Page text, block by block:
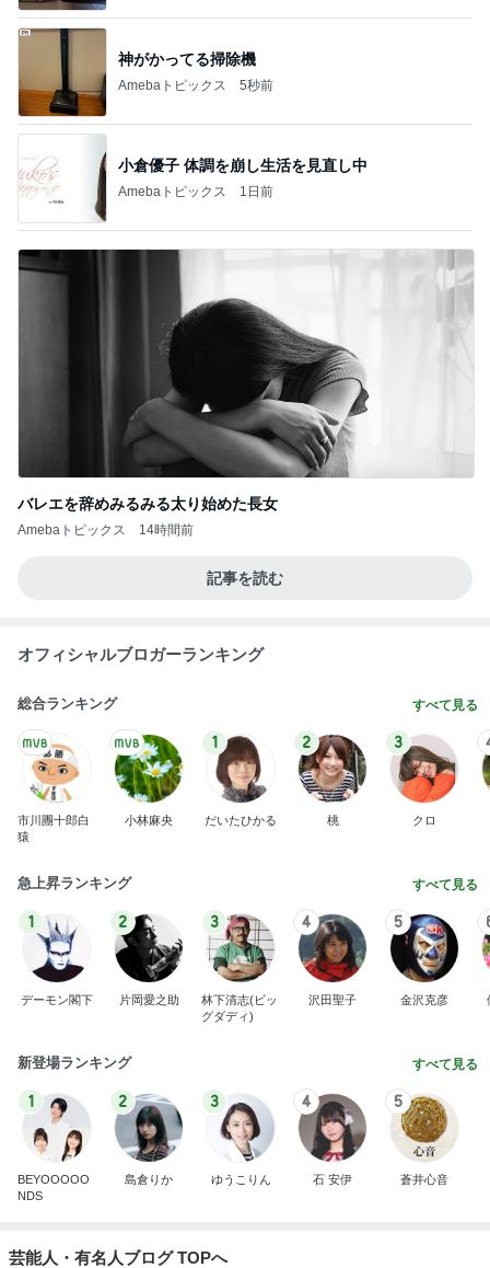
神がかってる掃除機
Amebaトピックス 5秒前
小倉優子 体調を崩し生活を見直し中
Amebaトピックス 1日前
バレエを辞めみるみる太り始めた長女
Amebaトピックス 14時間前
記事を読む
オフィシャルブロガーランキング
総合ランキング すべて見る
市川團十郎白
猿
小林麻央
1
だいたひかる
2
桃
3
クロ
急上昇ランキング すべて見る
1
デーモン閣下
2
片岡愛之助
3
林下清志(ビッ
グダディ)
4
沢田聖子
5
金沢克彦
新登場ランキング すべて見る
1
BEYOOOOO
NDS
2
島倉りか
3
ゆうこりん
4
石 安伊
5
蒼井心音
芸能人・有名人ブログ TOPへ